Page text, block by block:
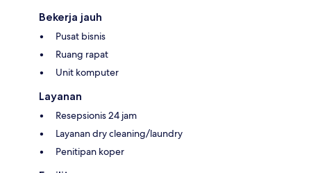
Bekerja jauh
Pusat bisnis
Ruang rapat
Unit komputer
Layanan
Resepsionis 24 jam
Layanan dry cleaning/laundry
Penitipan koper